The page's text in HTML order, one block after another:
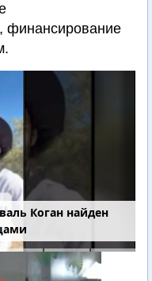
финансирование
Коган найден